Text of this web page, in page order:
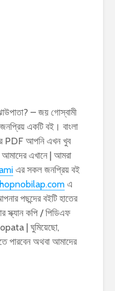
– জয় গোস্বামী
একটি বই। বাংলা
PDF আপনি এখন খুব
এখানে | আমরা
এর সকল জনপ্রিয় বই
এ
পছন্দের বইটি হাতের
স্ক্যান কপি / পিডিএফ
| ঘুমিয়েছো,
পারবেন অথবা আমাদের